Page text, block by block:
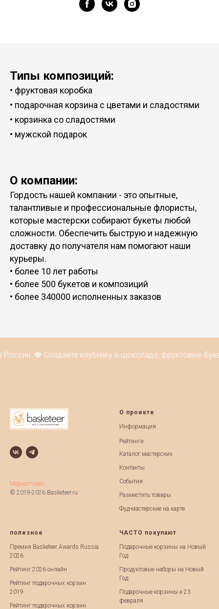
Типы композиций:
• фруктовая коробка
• подарочная корзина с цветами и сладостями
• корзинка со сладостями
• мужской подарок
О компании:
Гордость нашей компании - это опытные,
талантливые и профессиональные флористы,
которые мастерски собирают букеты любой
сложности. Обеспечить быструю и надежную
доставку до получателя нам помогают наши
курьеры.
• более 10 лет работы
• более 500 букетов и композиций
• более 340000 исполненных заказов
🍓 Создаёте клубнику в шоколаде, фруктовые
Маркетплейс
© 2019-2026 Basketeer.ru
О проекте
Информация
Рейтинги
Каталог мастерских
Контакты
События
Разместить товары
Фуд-мастерские на карте
полезное
Премия Basketeer Awards Russia
2026
Рейтинг 2026 онлайн
Рейтинг подарочных корзин
2019
Рейтинг подарочных корзин
ЧАСТО покупают
Подарочные корзины на Новый
Год
Продуктовые наборы на Новый
Год
Подарочные корзины к 23
февраля